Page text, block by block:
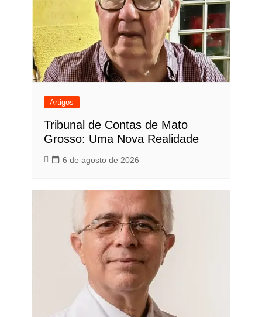
Artigos
Tribunal de Contas de Mato
Grosso: Uma Nova Realidade
6 de agosto de 2026